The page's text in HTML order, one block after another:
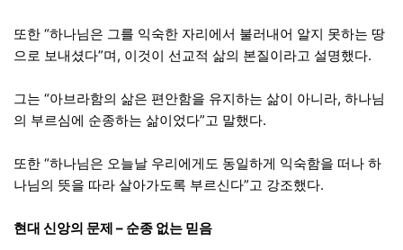
또한 “하나님은 그를 익숙한 자리에서 불러내어 알지 못하는 땅
으로 보내셨다”며, 이것이 선교적 삶의 본질이라고 설명했다.
그는 “아브라함의 삶은 편안함을 유지하는 삶이 아니라, 하나님
의 부르심에 순종하는 삶이었다”고 말했다.
또한 “하나님은 오늘날 우리에게도 동일하게 익숙함을 떠나 하
나님의 뜻을 따라 살아가도록 부르신다”고 강조했다.
현대 신앙의 문제 – 순종 없는 믿음